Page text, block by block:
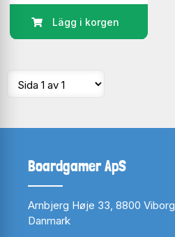
Lägg i korgen
Boardgamer ApS
Arnbjerg Høje 33, 8800 Viborg
Danmark